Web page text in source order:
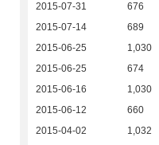
2015-07-31
676
2015-07-14
689
2015-06-25
1,030
2015-06-25
674
2015-06-16
1,030
2015-06-12
660
2015-04-02
1,032